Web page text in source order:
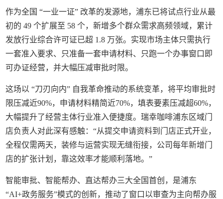
作为全国 “一业一证” 改革的发源地，浦东已将试点行业从最
初的 49 个扩展至 58 个，新增多个群众需求高频领域，累计
发放行业综合许可证已超 1.8 万张。实现市场主体只需执行
一套准入要求、只准备一套申请材料、只跑一个办事窗口即
可办证经营，并大幅压减审批时限。
这场以 “刀刃向内” 自我革命推动的系统变革，将平均审批时
限压减近90%，申请材料精简近70%，填表要素压减超60%，
大幅提升了经营主体行业准入便捷度。瑞幸咖啡浦东区域门
店负责人对此深有感触：“从提交申请资料到门店正式开业，
全程仅需两天，装修与运营实现无缝衔接，公司每年新增门
店的扩张计划，靠这效率才能顺利落地。”
智能审批、智能帮办、直达帮办三大全国首创，是浦东
“AI+政务服务”模式的创新，推动了窗口以审查为主向帮办服